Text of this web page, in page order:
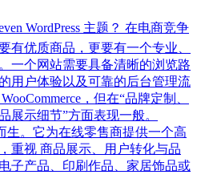
WordPress 主题？ 在电商竞争
有优质商品，更要有一个专业、
一个网站需要具备清晰的浏览路
用户体验以及可靠的后台管理流
，但在“品牌定制、
展示细节”方面表现一般。
生。它为在线零售商提供一个高
重视 商品展示、用户转化与品
子产品、印刷作品、家居饰品或